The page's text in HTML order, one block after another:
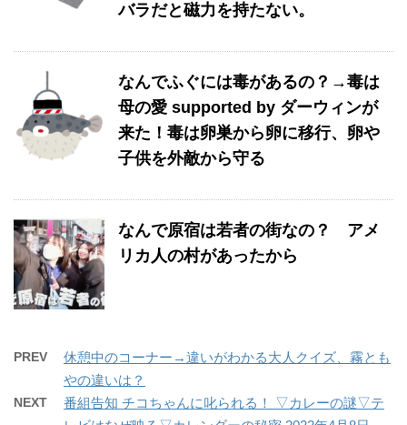
バラだと磁力を持たない。
なんでふぐには毒があるの？→毒は
母の愛 supported by ダーウィンが
来た！毒は卵巣から卵に移行、卵や
子供を外敵から守る
なんで原宿は若者の街なの？ アメ
リカ人の村があったから
PREV
休憩中のコーナー→違いがわかる大人クイズ、霧とも
やの違いは？
NEXT
番組告知 チコちゃんに叱られる！ ▽カレーの謎▽テ